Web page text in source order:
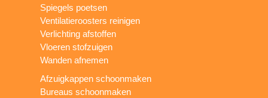
Spiegels poetsen
Ventilatieroosters reinigen
Verlichting afstoffen
Vloeren stofzuigen
Wanden afnemen
Afzuigkappen schoonmaken
Bureaus schoonmaken